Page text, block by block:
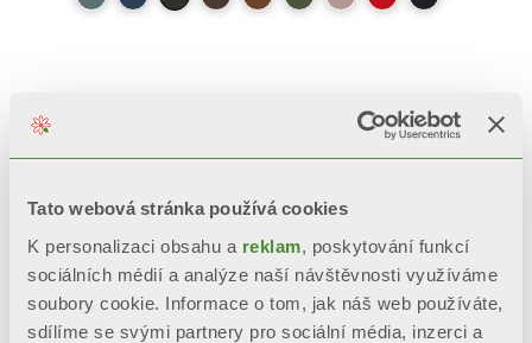
Tato webová stránka používá cookies
K personalizaci obsahu a reklam, poskytování funkcí
sociálních médií a analýze naší návštěvnosti využíváme
soubory cookie. Informace o tom, jak náš web používáte,
sdílíme se svými partnery pro sociální média, inzerci a
100% MADE IN ITALY
Sériově celková antikorozní
úprava Aleternum
Elevata resistenza alla corrosione